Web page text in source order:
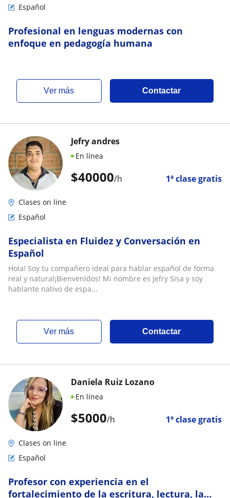
Español
Profesional en lenguas modernas con
enfoque en pedagogía humana
ver más Contactar
$40000/h 1ª clase gratis
Jefry andres
En línea
Clases on line
Español
Especialista en Fluidez y Conversación en
Español
Hola! Soy tu compañero ideal para hablar español de forma
real y natural¡Bienvenidos! Mi nombre es Jefry Sisa y soy
hablante nativo de espa...
ver más Contactar
$5000/h 1ª clase gratis
Daniela Ruiz Lozano
En línea
Clases on line
Español
Profesor con experiencia en el
fortalecimiento de la escritura, lectura, la